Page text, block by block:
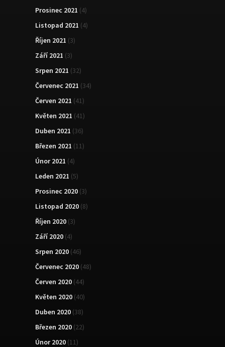
Prosinec 2021 (4)
Listopad 2021 (4)
Říjen 2021 (3)
Září 2021 (3)
Srpen 2021 (32)
Červenec 2021 (34)
Červen 2021 (41)
Květen 2021 (41)
Duben 2021 (36)
Březen 2021 (11)
Únor 2021 (4)
Leden 2021 (5)
Prosinec 2020 (3)
Listopad 2020 (8)
Říjen 2020 (3)
Září 2020 (4)
Srpen 2020 (46)
Červenec 2020 (48)
Červen 2020 (44)
Květen 2020 (40)
Duben 2020 (38)
Březen 2020 (22)
Únor 2020 (11)